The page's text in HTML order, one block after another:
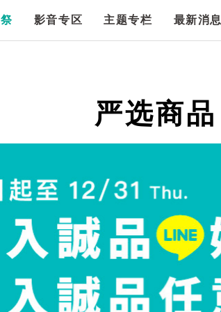
影音专区 主题专栏 最新消息
严选商品